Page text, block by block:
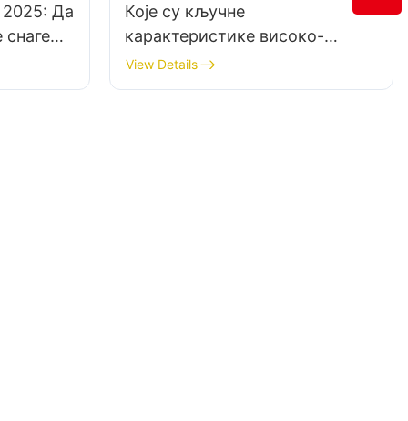
2025: Да
снаге
Које су кључне
карактеристике високо-
перформансних кућишта за
гејмерске рачунаре?
View Details